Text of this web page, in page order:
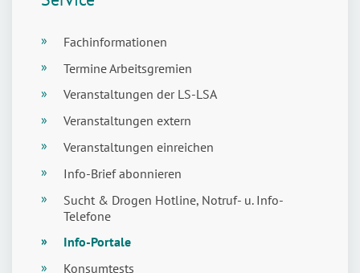
Fachinformationen
Termine Arbeitsgremien
Veranstaltungen der LS-LSA
Veranstaltungen extern
Veranstaltungen einreichen
Info-Brief abonnieren
Sucht & Drogen Hotline, Notruf- u. Info-
Telefone
Info-Portale
Konsumtests